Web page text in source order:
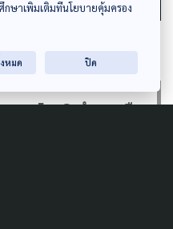
มพอไหม? คำตอบคือ
กษาเพิ่มเติมที่นโยบายคุ้มครอง
หมด ปิด